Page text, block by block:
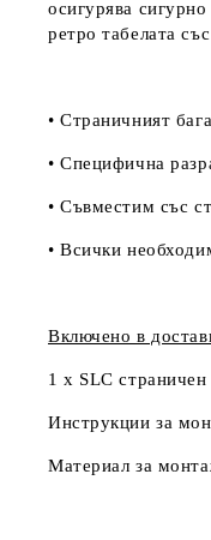
осигурява
ретро табелата
• Страничният
• Специфична
• Съвместим със
• Всички
Включено в
1 x SLC страничен
Инструкции за
Материал за